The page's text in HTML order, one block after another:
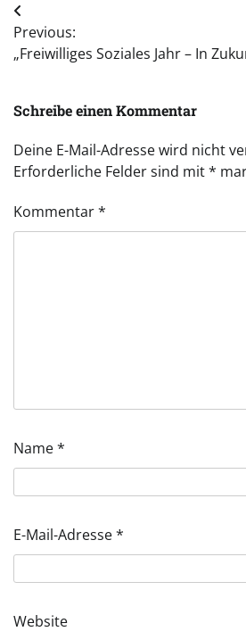
Beitragsnavigation
Previous:
„Freiwilliges Soziales Jahr – In
Schreibe einen Kommentar
Deine E-Mail-Adresse wird nicht
Erforderliche Felder sind mit*
Kommentar*
Name*
E-Mail-Adresse*
Website